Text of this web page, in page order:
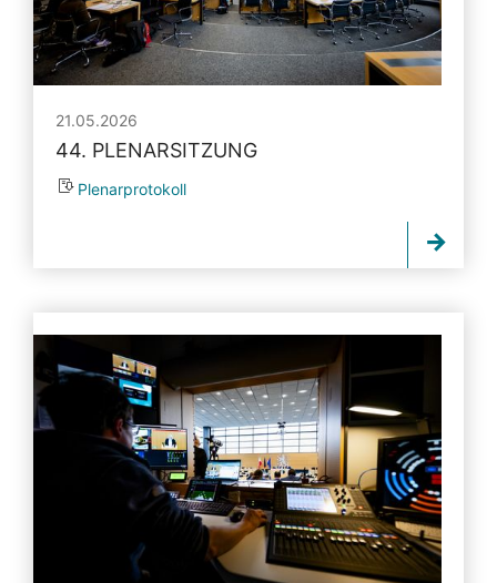
21.05.2026
44. PLENARSITZUNG
Plenarprotokoll